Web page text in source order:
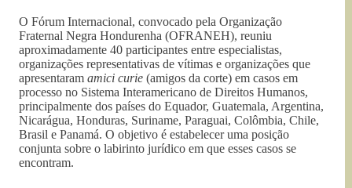
O Fórum Internacional, convocado pela Organização
Fraternal Negra Hondurenha (OFRANEH), reuniu
aproximadamente 40 participantes entre especialistas,
organizações representativas de vítimas e organizações que
apresentaram amici curie (amigos da corte) em casos em
processo no Sistema Interamericano de Direitos Humanos,
principalmente dos países do Equador, Guatemala, Argentina,
Nicarágua, Honduras, Suriname, Paraguai, Colômbia, Chile,
Brasil e Panamá. O objetivo é estabelecer uma posição
conjunta sobre o labirinto jurídico em que esses casos se
encontram.